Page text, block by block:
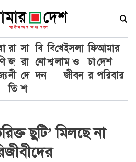
রা
জ
নী
তি
সা
রা
দে
শ
বি
নো
দন
বি
শ্ব
খে
লা
ইসলা
ম ও
জীবন
ফি
চা
র
আমার
দেশ
পরিবার
ছুটি’ মিলছে না